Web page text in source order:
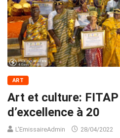
ART
Art et culture:
d’excellence à 20
L'EmissaireAdmin 28/04/2022